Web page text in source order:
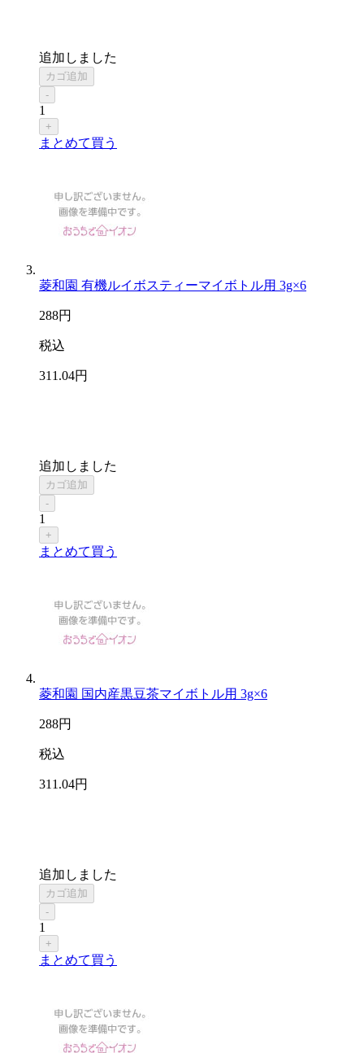
追加しました
カゴ追加
-
1
+
まとめて買う
菱和園 有機ルイボスティーマイボトル用 3g×6
288円
税込
311 .04円
追加しました
カゴ追加
-
1
+
まとめて買う
菱和園 国内産黒豆茶マイボトル用 3g×6
288円
税込
311 .04円
追加しました
カゴ追加
-
1
+
まとめて買う